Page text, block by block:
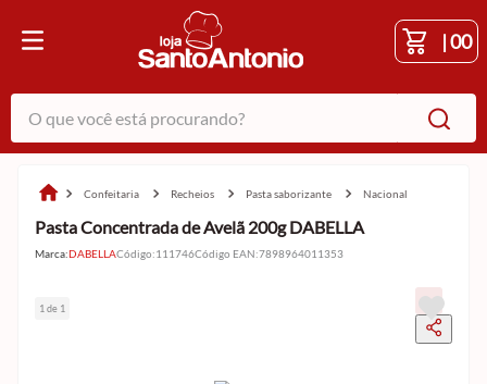
|00
O que você está procurando?
confeitaria recheios pasta saborizante nacional
Pasta Concentrada de Avelã 200g DABELLA
Marca:DABELLACódigo:111746Código EAN:7898964011353
1 de 1